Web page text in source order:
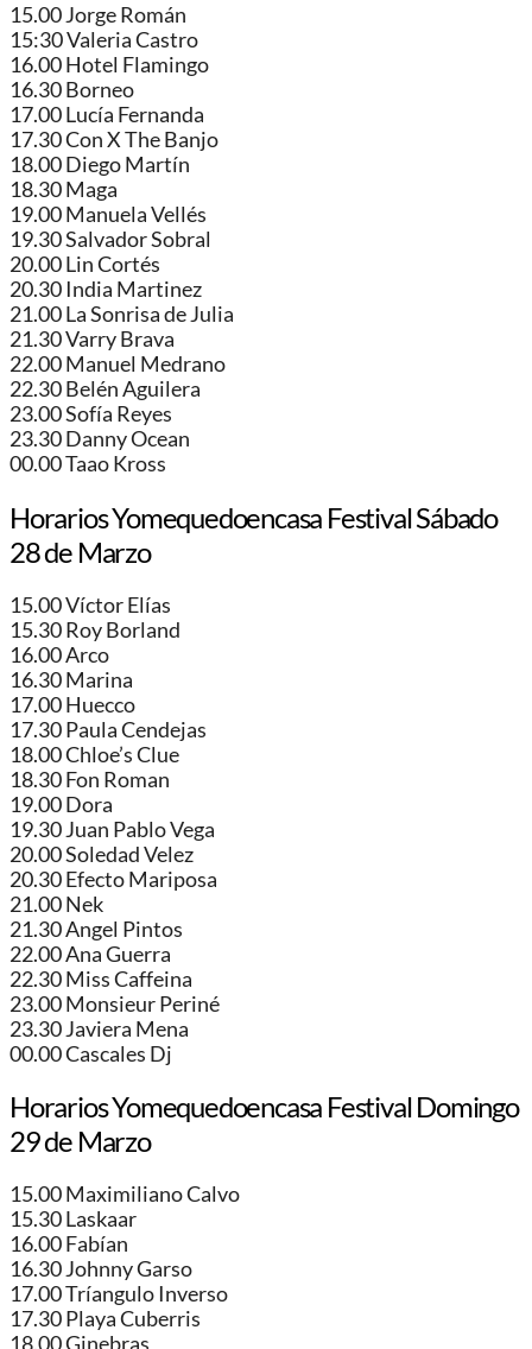
15.00 Jorge Román
15:30 Valeria Castro
16.00 Hotel Flamingo
16.30 Borneo
17.00 Lucía Fernanda
17.30 Con X The Banjo
18.00 Diego Martín
18.30 Maga
19.00 Manuela Vellés
19.30 Salvador Sobral
20.00 Lin Cortés
20.30 India Martinez
21.00 La Sonrisa de Julia
21.30 Varry Brava
22.00 Manuel Medrano
22.30 Belén Aguilera
23.00 Sofía Reyes
23.30 Danny Ocean
00.00 Taao Kross
Horarios Yomequedoencasa Festival Sábado
28 de Marzo
15.00 Víctor Elías
15.30 Roy Borland
16.00 Arco
16.30 Marina
17.00 Huecco
17.30 Paula Cendejas
18.00 Chloe’s Clue
18.30 Fon Roman
19.00 Dora
19.30 Juan Pablo Vega
20.00 Soledad Velez
20.30 Efecto Mariposa
21.00 Nek
21.30 Angel Pintos
22.00 Ana Guerra
22.30 Miss Caffeina
23.00 Monsieur Periné
23.30 Javiera Mena
00.00 Cascales Dj
Horarios Yomequedoencasa Festival Domingo
29 de Marzo
15.00 Maximiliano Calvo
15.30 Laskaar
16.00 Fabían
16.30 Johnny Garso
17.00 Tríangulo Inverso
17.30 Playa Cuberris